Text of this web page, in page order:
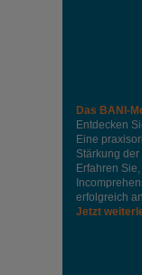
Das BANI-
Entdecken
Eine
Stärkung
Erfahren
erfolgreich
Jetzt